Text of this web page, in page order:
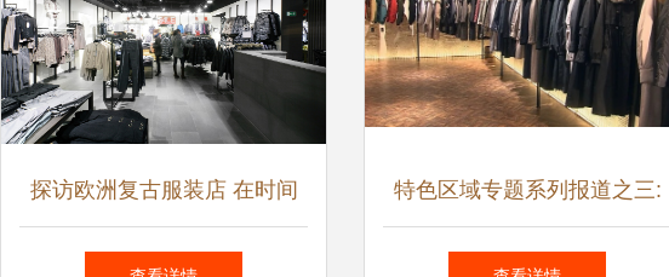
探访欧洲复古服装店 在时间
褶皱里寻找独特的精致感
特色区域专题系列报道之三:
一张蓝图绘到底 一任接着一